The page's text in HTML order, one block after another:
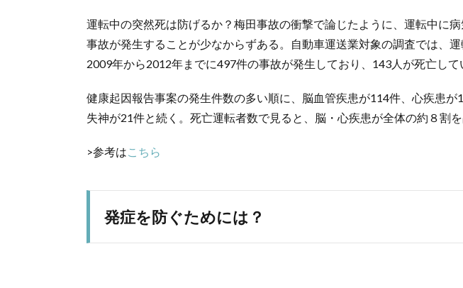
運転中の突然死は防げるか？梅田事故の衝撃で論じたように、運転中に
事故が発生することが少なからずある。自動車運送業対象の調査では、
2009年から2012年までに497件の事故が発生しており、143人が死亡して
健康起因報告事案の発生件数の多い順に、脳血管疾患が114件、心疾患が
失神が21件と続く。死亡運転者数で見ると、脳・心疾患が全体の約８割を
>参考はこちら
発症を防ぐためには？